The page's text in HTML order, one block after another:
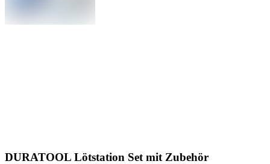
DURATOOL Lötstation Set mit Zubehör